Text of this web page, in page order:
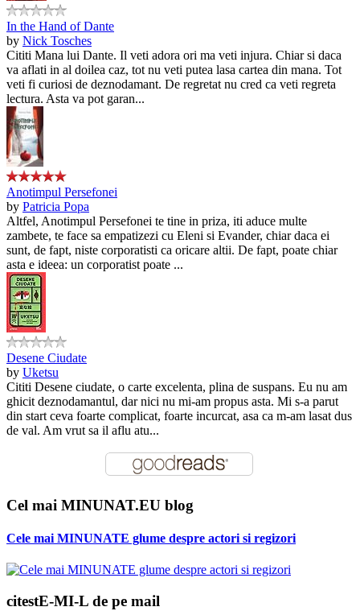
In the Hand of Dante
by Nick Tosches
Cititi Mana lui Dante. Il veti adora ori ma veti injura. Chiar si daca
va aflati in al doilea caz, tot nu veti putea lasa cartea din mana. Tot
veti fi curiosi de deznodamant. De regretat nu cred ca veti regreta
lectura. Asta va pot garan...
Anotimpul Persefonei
by Patricia Popa
Altfel, Anotimpul Persefonei te tine in priza, iti aduce multe
zambete, te face sa empatizezi cu Eleni si Evander, chiar daca ei
sunt, de fapt, niste corporatisti ca oricare altii. De fapt, poate chiar
asta e ideea: un corporatist poate ...
Desene Ciudate
by Uketsu
Cititi Desene ciudate, o carte excelenta, plina de suspans. Eu nu am
ghicit deznodamantul, dar nici nu mi-am propus asta. Mi s-a parut
din start ceva foarte complicat, foarte incurcat, asa ca m-am lasat dus
de val. Am vrut sa il aflu atu...
Cel mai MINUNAT.EU blog
Cele mai MINUNATE glume despre actori si regizori
citestE-MI-L de pe mail